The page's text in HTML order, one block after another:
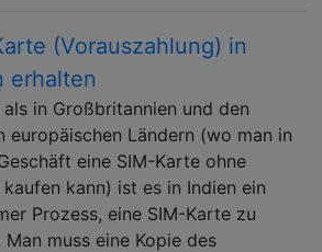
(Vorauszahlung) in
erhalten
als in Großbritannien und den
europäischen Ländern (wo man in
eine SIM-Karte ohne
kaufen kann) ist es in Indien ein
Prozess, eine SIM-Karte zu
Man muss eine Kopie des